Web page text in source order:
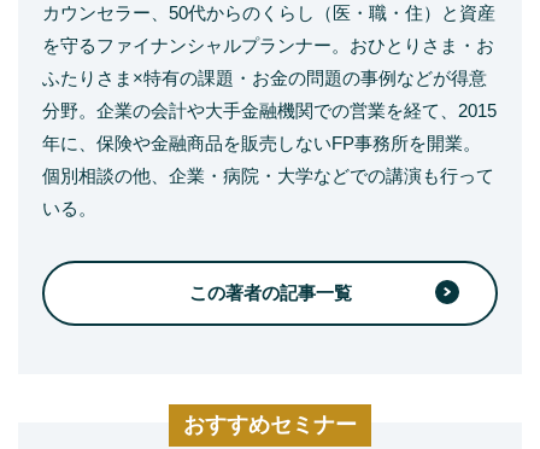
カウンセラー、50代からのくらし（医・職・住）と資産
を守るファイナンシャルプランナー。おひとりさま・お
ふたりさま×特有の課題・お金の問題の事例などが得意
分野。企業の会計や大手金融機関での営業を経て、2015
年に、保険や金融商品を販売しないFP事務所を開業。
個別相談の他、企業・病院・大学などでの講演も行って
いる。
この著者の記事一覧
おすすめセミナー